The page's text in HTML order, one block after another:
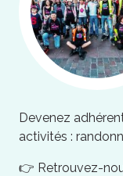
Devenez
activités :
👉 Retrouvez-